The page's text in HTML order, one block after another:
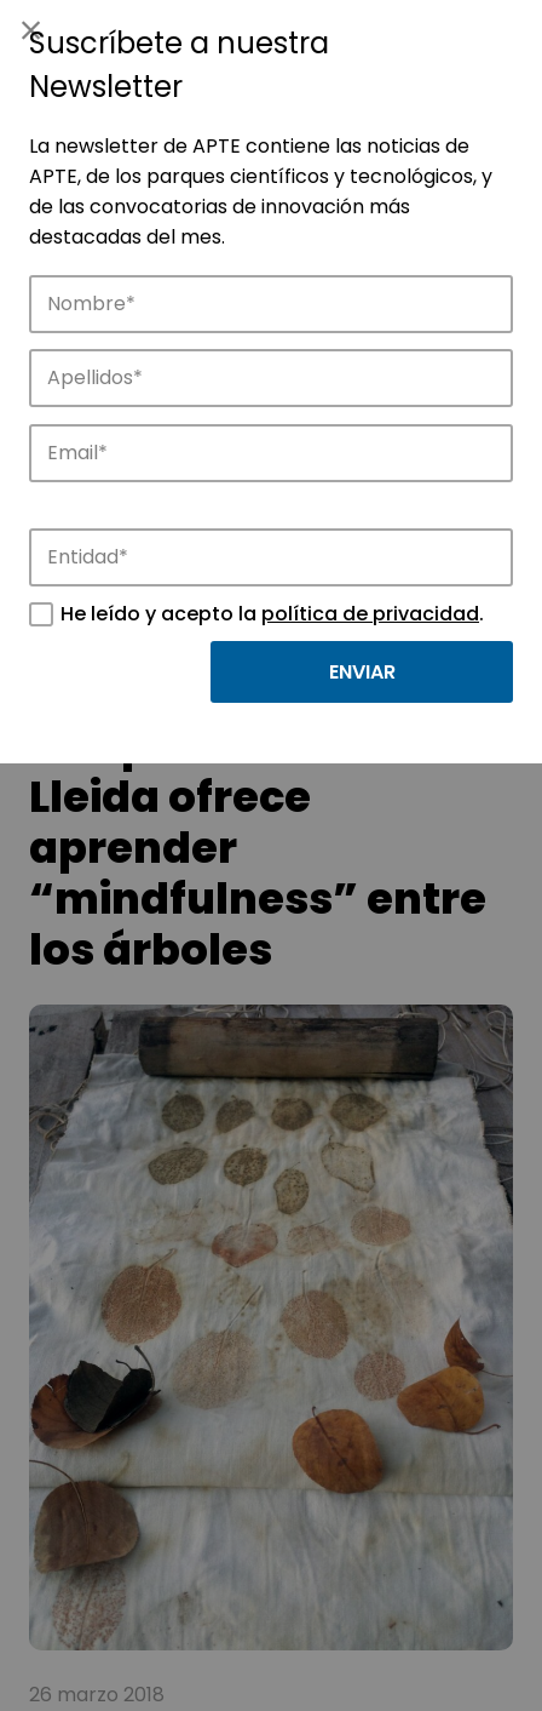
Noticias
Conoce las noticias más destacadas de
APTE y sus parques científicos y
tecnológicos.
El Arboreto del
Lleida ofrece
aprender
“mindfulness” entre
los árboles
26 marzo 2018
Suscríbete a nuestra
Newsletter
La newsletter de APTE contiene las noticias de
APTE, de los parques científicos y tecnológicos, y
de las convocatorias de innovación más
destacadas del mes.
He leído y acepto la política de privacidad.